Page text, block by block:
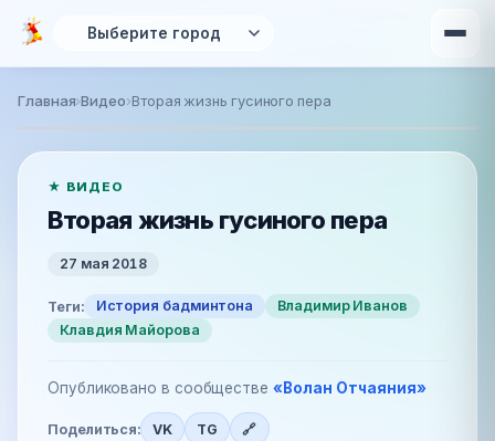
Перейти к основному содержанию
Главная›Видео›Вторая жизнь гусиного пера
Video:
★ ВИДЕО
Вторая жизнь гусиного пера
27 мая 2018
Теги: История бадминтона
Владимир Иванов
Клавдия Майорова
Опубликовано в сообществе «Волан Отчаяния»
Поделиться: VK TG 🔗